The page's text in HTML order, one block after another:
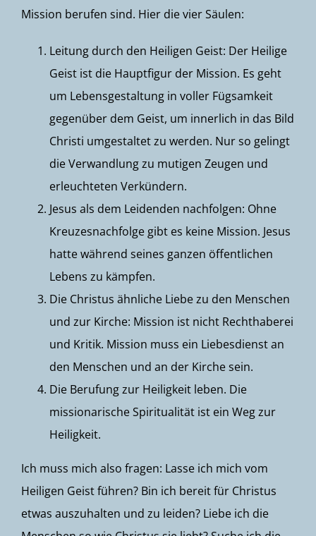
Mission berufen sind. Hier die vier Säulen:
Leitung durch den Heiligen Geist: Der Heilige
Geist ist die Hauptfigur der Mission. Es geht
um Lebensgestaltung in voller Fügsamkeit
gegenüber dem Geist, um innerlich in das Bild
Christi umgestaltet zu werden. Nur so gelingt
die Verwandlung zu mutigen Zeugen und
erleuchteten Verkündern.
Jesus als dem Leidenden nachfolgen: Ohne
Kreuzesnachfolge gibt es keine Mission. Jesus
hatte während seines ganzen öffentlichen
Lebens zu kämpfen.
Die Christus ähnliche Liebe zu den Menschen
und zur Kirche: Mission ist nicht Rechthaberei
und Kritik. Mission muss ein Liebesdienst an
den Menschen und an der Kirche sein.
Die Berufung zur Heiligkeit leben. Die
missionarische Spiritualität ist ein Weg zur
Heiligkeit.
Ich muss mich also fragen: Lasse ich mich vom
Heiligen Geist führen? Bin ich bereit für Christus
etwas auszuhalten und zu leiden? Liebe ich die